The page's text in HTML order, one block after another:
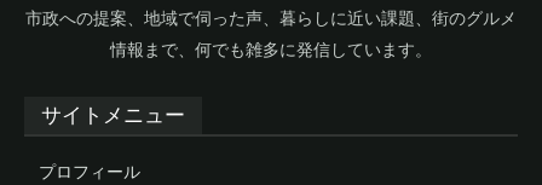
市政への提案、地域で伺った声、暮らしに近い課題、街のグルメ
情報まで、何でも雑多に発信しています。
サイトメニュー
プロフィール